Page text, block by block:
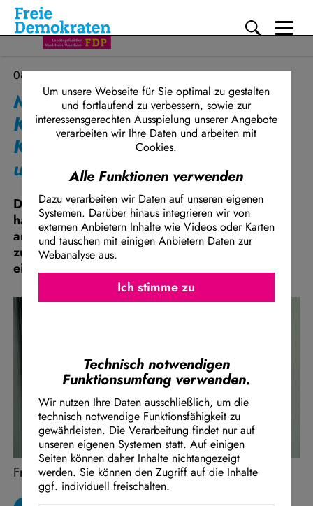
Direkt zum Inhalt
08.07.2026
Müller-Rech (FDP) zu ABC-
Klassen: Schwarz-grüner
Koalitionsstreit auf dem Rücken
unserer Kinder
Die Koalitionsfraktionen von CDU und Grünen
haben in der heutigen Schulausschusssitzung
angekündigt, zum Schulrechtsänderungsgesetz
zur Einführung der sogenannten ABC-Klassen
einen Entschließungsantrag einzubringen.
Franziska Müller-Rech
Um unsere Webseite für Sie optimal zu gestalten
und fortlaufend zu verbessern, sowie zur
interessensgerechten Ausspielung unserer Angebote
verarbeiten wir Ihre Daten und arbeiten mit
Cookies.
Technisch notwendigen
Funktionsumfang verwenden.
Wir nutzen Ihre Daten ausschließlich, um die
technisch notwendige Funktionsfähigkeit zu
gewährleisten. Die Verarbeitung findet nur auf
unseren eigenen Systemen statt. Auf einigen
Seiten können daher Inhalte nichtangezeigt
werden. Sie können den Zugriff auf die Inhalte
ggf. individuell freischalten.
Alle Funktionen verwenden
Dazu verarbeiten wir Daten auf unseren eigenen
Systemen. Darüber hinaus integrieren wir von
externen Anbietern Inhalte wie Videos oder Karten
und tauschen mit einigen Anbietern Daten zur
Webanalyse aus.
Facebook Embed / Facebook Connect
Google Maps Embed
Ich stimme zu
Ich stimme